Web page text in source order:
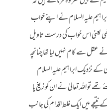
علیہ السلام نے اپنے خواب
یعنی اس خواب کی درست تاویل
عقل سے کام نہیں لیا تھا چنانچہ
کے نزدیک ابراہیم علیہ السلام
تو اللہ تعالیٰ نے ان کو زیغ یا
نتیجے میں ایک غلط اقدام کی جانب